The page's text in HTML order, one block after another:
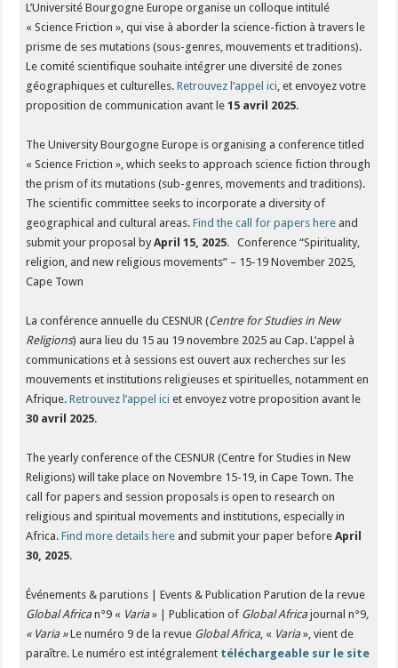
L’Université Bourgogne Europe organise un colloque intitulé
« Science Friction », qui vise à aborder la science-fiction à travers le
prisme de ses mutations (sous-genres, mouvements et traditions).
Le comité scientifique souhaite intégrer une diversité de zones
géographiques et culturelles.Retrouvez l’appel ici , et envoyez votre
proposition de communication avant le15 avril 2025.
The University Bourgogne Europe is organising a conference titled
« Science Friction », which seeks to approach science fiction through
the prism of its mutations (sub-genres, movements and traditions).
The scientific committee seeks to incorporate a diversity of
geographical and cultural areas.Find the call for papers here and
submit your proposal byApril 15, 2025. Conference “Spirituality,
religion, and new religious movements” – 15-19 November 2025,
Cape Town
La conférence annuelle du CESNUR (Centre for Studies in New
Religions) aura lieu du 15 au 19 novembre 2025 au Cap. L’appel à
communications et à sessions est ouvert aux recherches sur les
mouvements et institutions religieuses et spirituelles, notamment en
Afrique.Retrouvez l’appel ici et envoyez votre proposition avant le
30 avril 2025.
The yearly conference of the CESNUR (Centre for Studies in New
Religions) will take place on Novembre 15-19, in Cape Town. The
call for papers and session proposals is open to research on
religious and spiritual movements and institutions, especially in
Africa.Find more details here and submit your paper beforeApril
30, 2025.
Événements & parutions | Events & Publication Parution de la revue
Global Africa n°9 « Varia» | Publication of Global Africajournal n°9,
« Varia »Le numéro 9 de la revue Global Africa , « Varia », vient de
paraître. Le numéro est intégralement téléchargeable sur le site